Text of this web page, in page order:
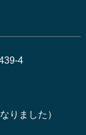
4
りました）